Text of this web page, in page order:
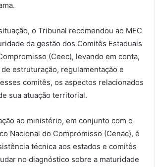
o Tribunal recomendou ao MEC
da gestão dos Comitês Estaduais
(Ceec), levando em conta,
estruturação, regulamentação e
comitês, os aspectos relacionados
sua atuação territorial.
ao ministério, em conjunto com o
Nacional do Compromisso (Cenac), é
técnica aos estados e comitês
no diagnóstico sobre a maturidade